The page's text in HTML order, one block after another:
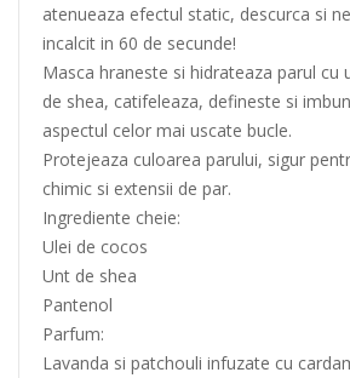
atenueaza efectul static, descurca si
incalcit in 60 de secunde!
Masca hraneste si hidrateaza parul cu
de shea, catifeleaza, defineste si
aspectul celor mai uscate bucle.
Protejeaza culoarea parului, sigur
chimic si extensii de par.
Ingrediente cheie:
Ulei de cocos
Unt de shea
Pantenol
Parfum:
Lavanda si patchouli infuzate cu